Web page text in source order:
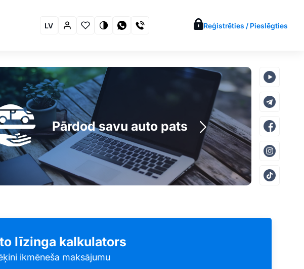
LV Reģistrēties / Pieslēgties
Latvijā
Pārdod savu auto pats
līzinga kalkulators
ikmēneša maksājumu